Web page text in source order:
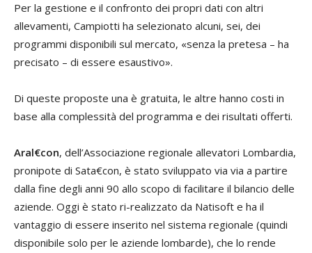
Per la gestione e il confronto dei propri dati con altri
allevamenti, Campiotti ha selezionato alcuni, sei, dei
programmi disponibili sul mercato, «senza la pretesa – ha
precisato – di essere esaustivo».
Di queste proposte una è gratuita, le altre hanno costi in
base alla complessità del programma e dei risultati offerti.
Aral€con, dell’Associazione regionale allevatori Lombardia,
pronipote di Sata€con, è stato sviluppato via via a partire
dalla fine degli anni 90 allo scopo di facilitare il bilancio delle
aziende. Oggi è stato ri-realizzato da Natisoft e ha il
vantaggio di essere inserito nel sistema regionale (quindi
disponibile solo per le aziende lombarde), che lo rende